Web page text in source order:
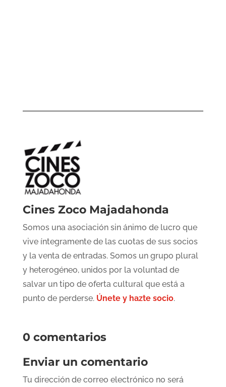
Cines Zoco Majadahonda
Somos una asociación sin ánimo de lucro que
vive íntegramente de las cuotas de sus socios
y la venta de entradas. Somos un grupo plural
y heterogéneo, unidos por la voluntad de
salvar un tipo de oferta cultural que está a
punto de perderse. Únete y hazte socio.
0 comentarios
Enviar un comentario
Tu dirección de correo electrónico no será